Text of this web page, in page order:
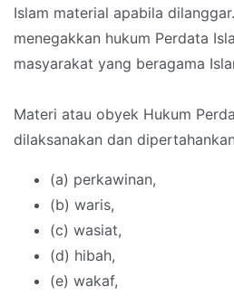
Islam material apabila
menegakkan hukum Perdata
masyarakat yang beragama
Materi atau obyek Hukum
dilaksanakan dan
(a) perkawinan,
(b) waris,
(c) wasiat,
(d) hibah,
(e) wakaf,